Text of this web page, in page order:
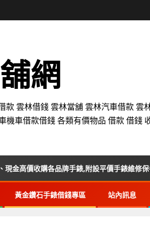
網
款 雲林借錢 雲林當舖 雲林汽車借款
機車借款借錢 各類有價物品 借款 借
各品牌手錶,附設平價手錶維修保養
黃金鑽石手錶借錢專區 站內訊息